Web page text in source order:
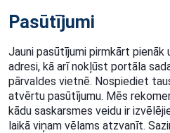
Pasūtījumi
Jauni pasūtījumi pirmkārt
adresi, kā arī nokļūst portāla
pārvaldes vietnē. Nospiediet
atvērtu pasūtījumu. Mēs
kādu saskarsmes veidu ir
laikā viņam vēlams atzvanīt.